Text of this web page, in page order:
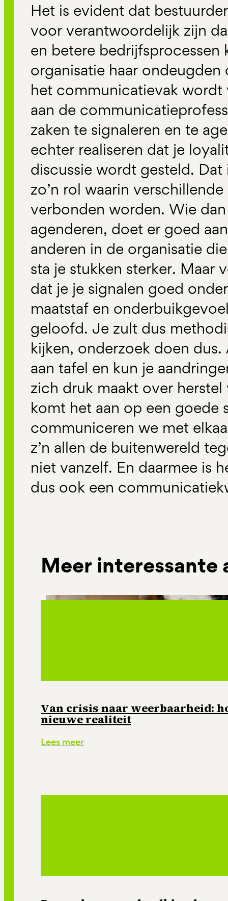
Het is evident dat
voor verantwoordelijk zijn
en betere bedrijfsprocessen
organisatie haar
het communicatievak wordt
aan de
zaken te signaleren en te
echter realiseren dat je
discussie wordt gesteld.
zo’n rol waarin
verbonden worden. Wie
agenderen, doet er goed
anderen in de organisatie
sta je stukken sterker. Maar
dat je je signalen goed
maatstaf en
geloofd. Je zult dus
kijken, onderzoek doen
aan tafel en kun je
zich druk maakt over
komt het aan op een goede
communiceren we met
z’n allen de buitenwereld
niet vanzelf. En daarmee is
dus ook een
Meer interessante
Van crisis naar weerbaarheid:
nieuwe realiteit
Lees meer